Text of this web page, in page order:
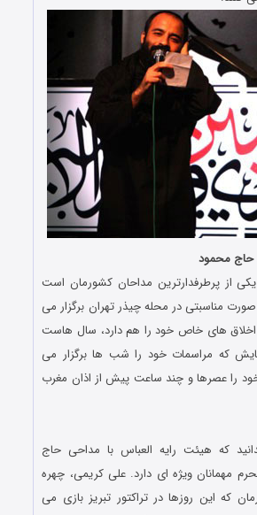
حاج محمود
از پرطرفدارترین مداحان کشورمان است
مناسبتی در محله چیذر تهران برگزار می
های خاص خود را هم دارد، سال هاست
که مراسمات خود را شب ها برگزار می
را عصرها و چند ساعت پیش از اذان مغرب
که هیئت رایه العباس با مداحی حاج
مهمانان ویژه ای دارد. علی کریمی، چهره
که این روزها در تراکتور تبریز بازی می